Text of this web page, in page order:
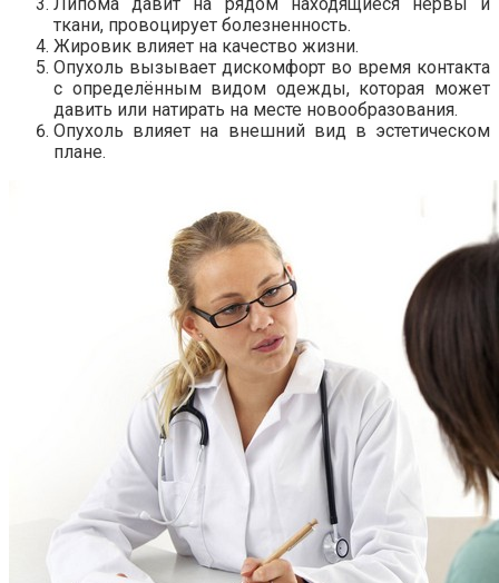
ткани, провоцирует болезненность.
Жировик влияет на качество жизни.
Опухоль вызывает дискомфорт во время контакта
с определённым видом одежды, которая может
давить или натирать на месте новообразования.
Опухоль влияет на внешний вид в эстетическом
плане.